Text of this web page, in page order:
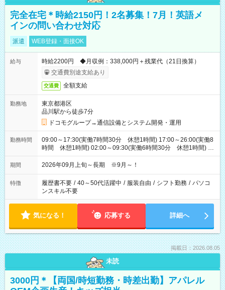
完全在宅＊時給2150円！2名募集！7月！英語メ
インの問い合わせ対応
派遣 WEB登録・面接OK
給与
時給2200円 ◆月収例：338,000円＋残業代（21日換算）
交通費別途支給あり
交通費 全額支給
勤務地
東京都港区
品川駅から徒歩7分
ドコモグループ→通信設備とシステム開発・運用
勤務時間
09:00～17:30(実働7時間30分 休憩1時間) 17:00～26:00(実働8
時間 休憩1時間) 02:00～09:30(実働6時間30分 休憩1時間) ※
日勤は就業時間1/夜勤は就業時間2.3を連続で行って頂きます
期間 2026年09月上旬～長期 ※9月～！
特徴 履歴書不要 / 40～50代活躍中 / 服装自由 / シフト勤務 / パソコ
ンスキル不要
気になる！ 応募する 詳細へ
掲載日：2026.08.05
未読
3000円＊【両国/時短勤務・時差出勤】アパレル